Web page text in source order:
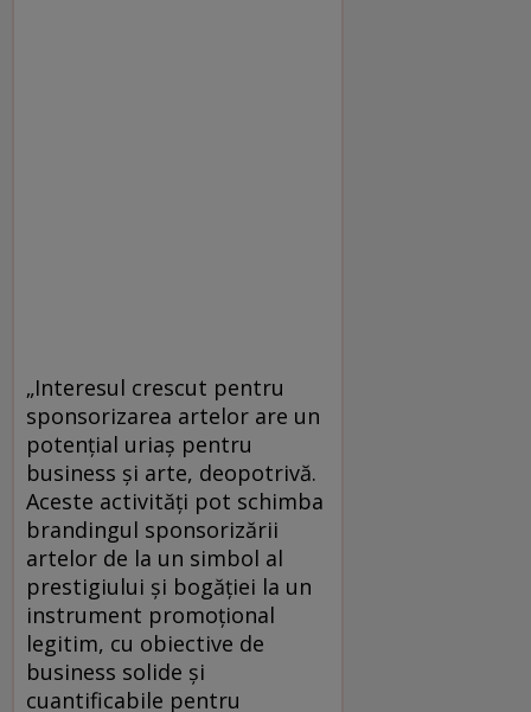
„Interesul crescut pentru
sponsorizarea artelor are un
potenţial uriaş pentru
business şi arte, deopotrivă.
Aceste activităţi pot schimba
brandingul sponsorizării
artelor de la un simbol al
prestigiului şi bogăţiei la un
instrument promoţional
legitim, cu obiective de
business solide şi
cuantificabile pentru